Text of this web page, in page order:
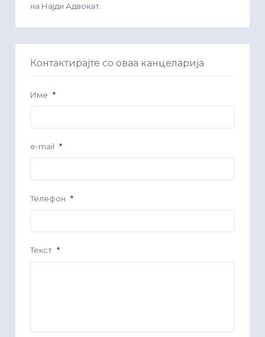
на Најди Адвокат.
Контактирајте со оваа канцеларија
Име *
e-mail *
Телефон *
Текст *